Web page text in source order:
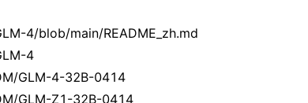
4/blob/main/README_zh.md
4
GLM-4-32B-0414
GLM-Z1-32B-0414